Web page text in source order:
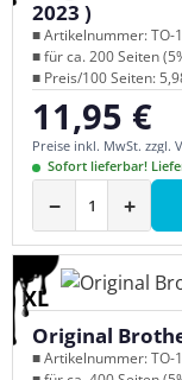
2023 )
■ Artikelnummer: TO-
■ für ca. 200 Seiten
■ Preis/100 Seiten:
Regulärer Preis:
11,95 €
Preise inkl. MwSt. zzgl.
Sofort lieferbar!
− +
XL
Original
■ Artikelnummer: TO-